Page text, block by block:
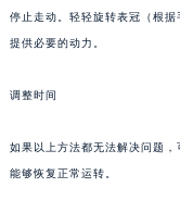
停止走动。轻轻旋转表冠（根
提供必要的动力。
调整时间
如果以上方法都无法解决问题
能够恢复正常运转。